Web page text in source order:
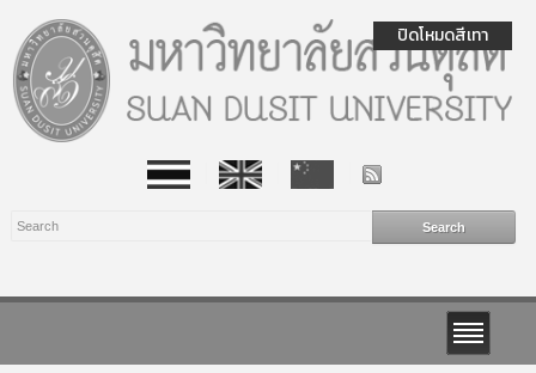
ปิดโหมดสีเทา